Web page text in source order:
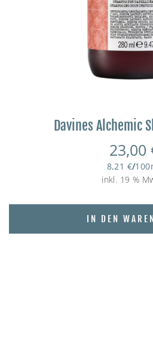
Davines Alchemic
23,00
8,21 €/100
inkl. 19 %
IN DEN